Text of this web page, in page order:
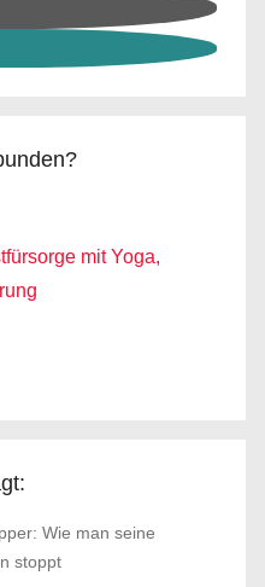
mit Yoga,